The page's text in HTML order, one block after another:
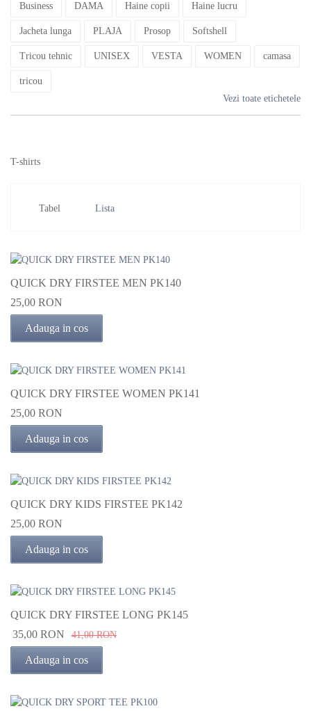
Business DAMA Haine copii Haine lucru
Jacheta lunga PLAJA Prosop Softshell
Tricou tehnic UNISEX VESTA WOMEN camasa
tricou
Vezi toate etichetele
T-shirts
Tabel Lista
QUICK DRY FIRSTEE MEN PK140
25,00 RON
Adauga in cos
QUICK DRY FIRSTEE WOMEN PK141
25,00 RON
Adauga in cos
QUICK DRY KIDS FIRSTEE PK142
25,00 RON
Adauga in cos
QUICK DRY FIRSTEE LONG PK145
35,00 RON
41,00 RON
Adauga in cos